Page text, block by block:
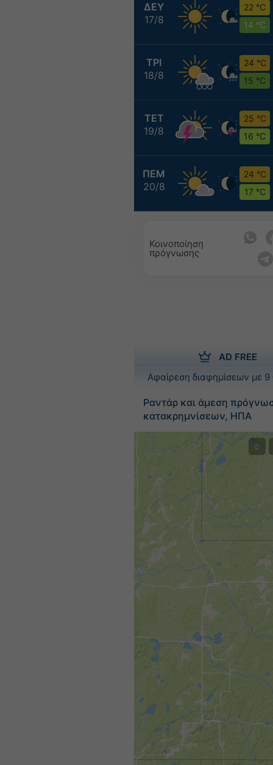
ΔΕΥ
17/8
22 °C
14 °C
ΤΡΙ
18/8
24 °C
15 °C
ΤΕΤ
19/8
25 °C
16 °C
ΠΕΜ
20/8
24 °C
17 °C
Κοινοποίηση
πρόγνωσης
AD FREE
Αφαίρεση διαφημίσεων με 9
Ραντάρ και άμεση
κατακρημνίσεων, ΗΠΑ
©